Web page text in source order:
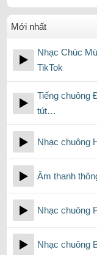
Mới nhất
Nhạc Chúc
TikTok
Tiếng chuông
tút…
Nhạc chuông
Âm thanh
Nhạc chuông
Nhạc chuông